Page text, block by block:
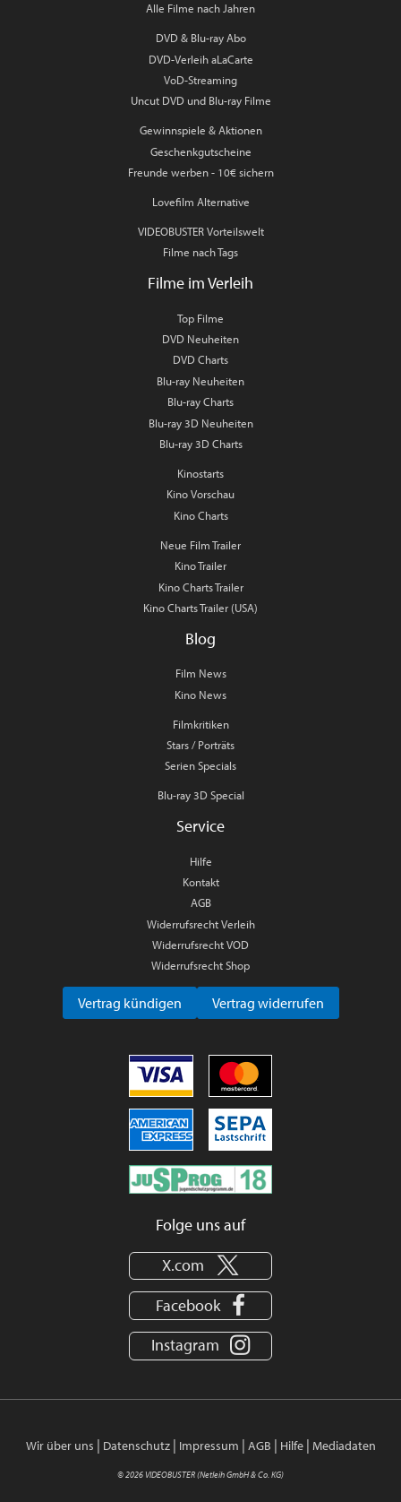
Alle Filme nach Jahren
DVD & Blu-ray Abo
DVD-Verleih aLaCarte
VoD-Streaming
Uncut DVD und Blu-ray Filme
Gewinnspiele & Aktionen
Geschenkgutscheine
Freunde werben - 10€ sichern
Lovefilm Alternative
VIDEOBUSTER Vorteilswelt
Filme nach Tags
Filme im Verleih
Top Filme
DVD Neuheiten
DVD Charts
Blu-ray Neuheiten
Blu-ray Charts
Blu-ray 3D Neuheiten
Blu-ray 3D Charts
Kinostarts
Kino Vorschau
Kino Charts
Neue Film Trailer
Kino Trailer
Kino Charts Trailer
Kino Charts Trailer (USA)
Blog
Film News
Kino News
Filmkritiken
Stars / Porträts
Serien Specials
Blu-ray 3D Special
Service
Hilfe
Kontakt
AGB
Widerrufsrecht Verleih
Widerrufsrecht VOD
Widerrufsrecht Shop
Vertrag kündigen Vertrag widerrufen
Folge uns auf
X.com
Facebook
Instagram
Wir über uns | Datenschutz| Impressum | AGB | Hilfe| Mediadaten
© 2026 VIDEOBUSTER (Netleih GmbH & Co. KG)